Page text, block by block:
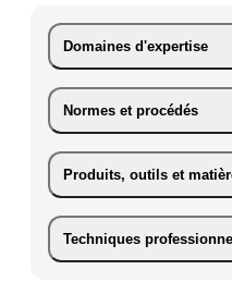
Domaines d'expertise
Normes et procédés
Produits, outils et
Techniques